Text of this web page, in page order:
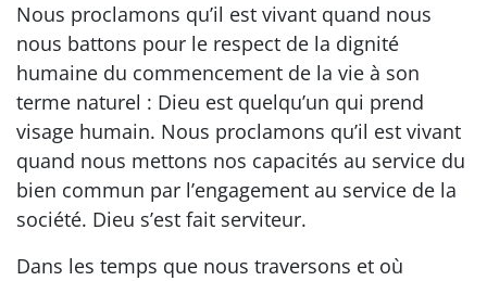
Nous proclamons qu’il est vivant quand nous
nous battons pour le respect de la dignité
humaine du commencement de la vie à son
terme naturel : Dieu est quelqu’un qui prend
visage humain. Nous proclamons qu’il est vivant
quand nous mettons nos capacités au service du
bien commun par l’engagement au service de la
société. Dieu s’est fait serviteur.
Dans les temps que nous traversons et où